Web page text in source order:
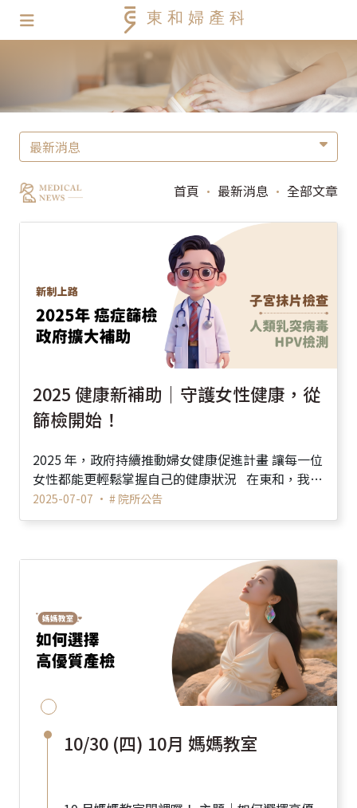
最新消息
首頁 • 最新消息 • 全部文章
2025 健康新補助｜守護女性健康，從
篩檢開始！
2025 年，政府持續推動婦女健康促進計畫 讓每一位
女性都能更輕鬆掌握自己的健康狀況 在東和，我們
鼓勵每位媽媽、姊姊...
2025-07-07 • # 院所公告
10/30 (四) 10月 媽媽教室